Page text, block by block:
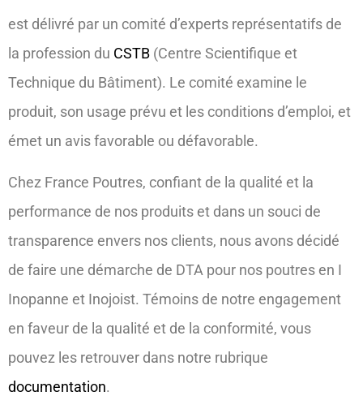
est délivré par un comité d’experts représentatifs de
la profession du CSTB (Centre Scientifique et
Technique du Bâtiment). Le comité examine le
produit, son usage prévu et les conditions d’emploi, et
émet un avis favorable ou défavorable.
Chez France Poutres, confiant de la qualité et la
performance de nos produits et dans un souci de
transparence envers nos clients, nous avons décidé
de faire une démarche de DTA pour nos poutres en I
Inopanne et Inojoist. Témoins de notre engagement
en faveur de la qualité et de la conformité, vous
pouvez les retrouver dans notre rubrique
documentation.